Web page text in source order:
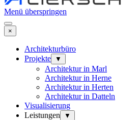
Menü überspringen
×
Architekturbüro
Projekte
▼
Architektur in Marl
Architektur in Herne
Architektur in Herten
Architektur in Datteln
Visualisierung
Leistungen
▼